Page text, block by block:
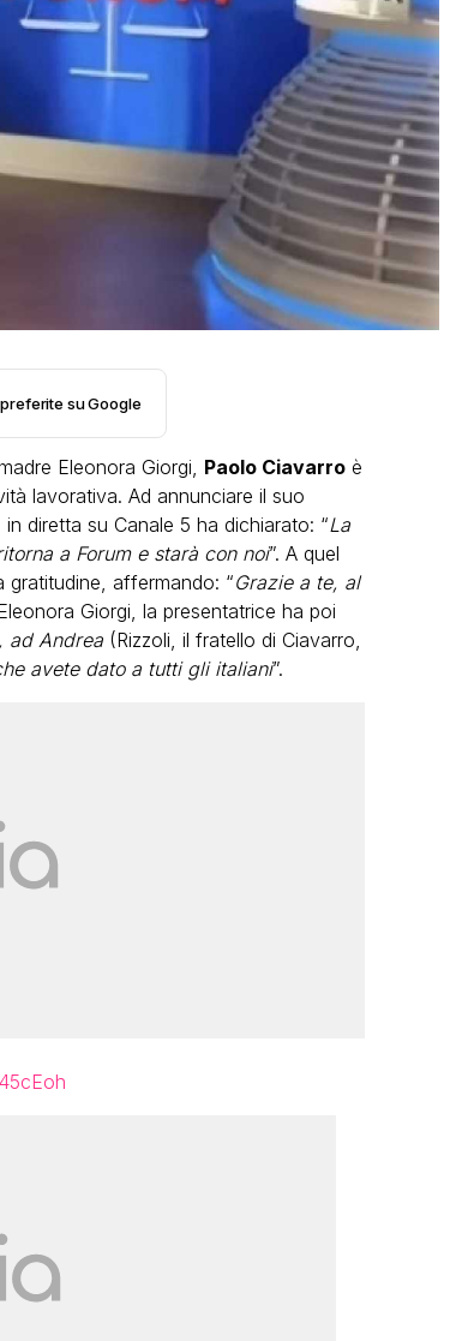
su Google
Eleonora Giorgi, Paolo Ciavarroè
lavorativa. Ad annunciare il suo
diretta su Canale 5 ha dichiarato: “La
a Forum e starà con noi”. A quel
gratitudine, affermando: “Grazie a te, al
Giorgi, la presentatrice ha poi
ad Andrea(Rizzoli, il fratello di Ciavarro,
avete dato a tutti gli italiani”.
Bambola Star, la festa di